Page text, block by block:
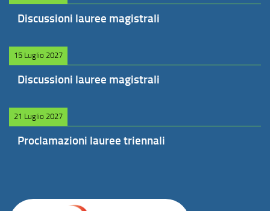
Discussioni lauree magistrali
15 Luglio 2027
Discussioni lauree magistrali
21 Luglio 2027
Proclamazioni lauree triennali